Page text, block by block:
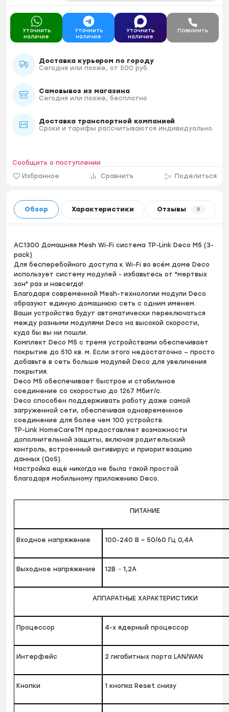
Уточнить
наличие
Уточнить
наличие
Уточнить
наличие
Позвонить
Доставка курьером по городу
Сегодня или позже, от 500 руб.
Самовывоз из магазина
Сегодня или позже, бесплатно
Доставка транспортной компанией
Сроки и тарифы рассчитываются индивидуально.
Избранное Сравнить Поделиться
Сообщить о поступлении
Обзор Характеристики Отзывы 0
AC1300 Домашняя Mesh Wi-Fi система TP-Link Deco M5 (3-
pack)
Для бесперебойного доступа к Wi-Fi во всём доме Deco
использует систему модулей - избавьтесь от "мертвых
зон" раз и навсегда!
Благодаря современной Mesh-технологии модули Deco
образуют единую домашнюю сеть с одним именем.
Ваши устройства будут автоматически переключаться
между разными модулями Deco на высокой скорости,
куда бы вы ни пошли.
Комплект Deco M5 с тремя устройствами обеспечивает
покрытие до 510 кв. м. Если этого недостаточно – просто
добавьте в сеть больше модулей Deco для увеличения
покрытия.
Deco M5 обеспечивает быстрое и стабильное
соединение со скоростью до 1267 Мбит/с.
Deco способен поддерживать работу даже самой
загруженной сети, обеспечивая одновременное
соединение для более чем 100 устройств.
TP-Link HomeCareTM предоставляет возможности
дополнительной защиты, включая родительский
контроль, встроенный антивирус и приоритезацию
данных (QoS).
Настройка ещё никогда не была такой простой
благодаря мобильному приложению Deco.
ПИТАНИЕ
Входное напряжение 100-240 В ~ 50/60 Гц 0,4A
Выходное напряжение 12В ⎓ 1,2A
АППАРАТНЫЕ ХАРАКТЕРИСТИКИ
Процессор 4-х ядерный процессор
Интерфейс 2 гигабитных порта LAN/WAN
Кнопки 1 кнопка Reset снизу